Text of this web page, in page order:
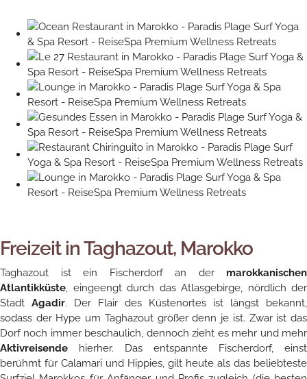
Freizeit in Taghazout, Marokko
Taghazout ist ein Fischerdorf an der marokkanischen
Atlantikküste, eingeengt durch das Atlasgebirge, nördlich der
Stadt Agadir. Der Flair des Küstenortes ist längst bekannt,
sodass der Hype um Taghazout größer denn je ist. Zwar ist das
Dorf noch immer beschaulich, dennoch zieht es mehr und mehr
Aktivreisende hierher. Das entspannte Fischerdorf, einst
berühmt für Calamari und Hippies, gilt heute als das beliebteste